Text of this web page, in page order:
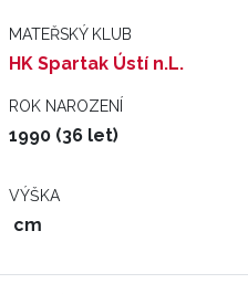
MATEŘSKÝ KLUB
HK Spartak Ústí n.L.
ROK NAROZENÍ
1990 (36 let)
VÝŠKA
cm